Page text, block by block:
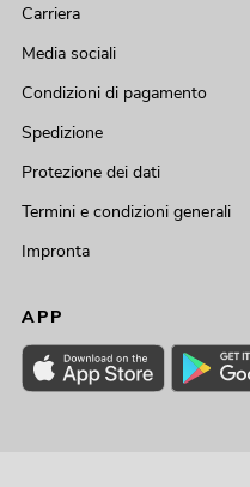
Carriera
Media sociali
Condizioni di pagamento
Spedizione
Protezione dei dati
Termini e condizioni generali
Impronta
APP